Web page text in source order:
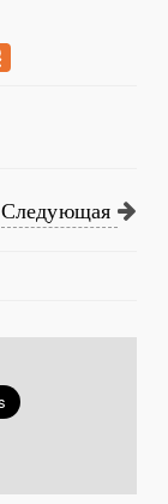
Следующая